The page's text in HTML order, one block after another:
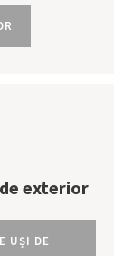
exterior
UȘI DE